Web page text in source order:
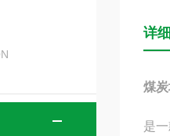
详
煤
是